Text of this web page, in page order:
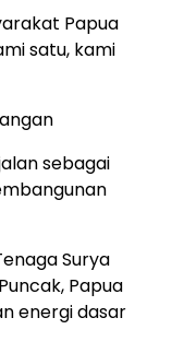
Papua
satu, kami
sebagai
Surya
Papua
energi dasar